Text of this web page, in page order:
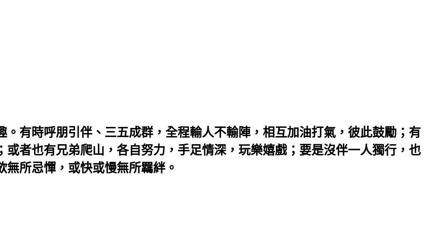
有時呼朋引伴、三五成群，全程輸人不輸陣，相互加油打氣，彼此鼓勵；有
者也有兄弟爬山，各自努力，手足情深，玩樂嬉戲；要是沒伴一人獨行，也
所忌憚，或快或慢無所羈絆。